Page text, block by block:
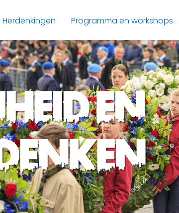
Herdenkingen Programma en workshops
en